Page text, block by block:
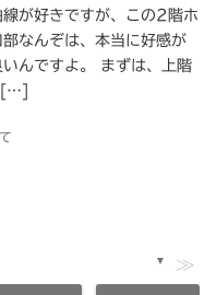
が好きですが、この2階ホ
なんぞは、本当に好感が
んですよ。 まずは、上階
[…]
▼ ≫